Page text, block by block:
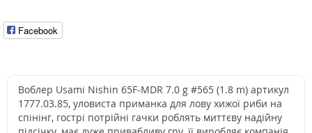
Facebook
Воблер Usami Nishin 65F-MDR 7.0 g #565 (1.8 m) артикул
1777.03.85, уловиста приманка для лову хижої риби на
спінінг, гострі потрійні гачки роблять миттєву надійну